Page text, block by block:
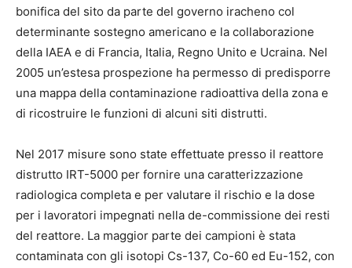
bonifica del sito da parte del governo iracheno col
determinante sostegno americano e la collaborazione
della IAEA e di Francia, Italia, Regno Unito e Ucraina. Nel
2005 un’estesa prospezione ha permesso di predisporre
una mappa della contaminazione radioattiva della zona e
di ricostruire le funzioni di alcuni siti distrutti.
Nel 2017 misure sono state effettuate presso il reattore
distrutto IRT-5000 per fornire una caratterizzazione
radiologica completa e per valutare il rischio e la dose
per i lavoratori impegnati nella de-commissione dei resti
del reattore. La maggior parte dei campioni è stata
contaminata con gli isotopi Cs-137, Co-60 ed Eu-152, con